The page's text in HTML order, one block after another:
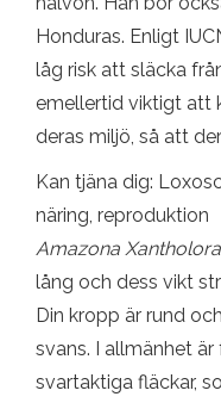
Honduras. Enligt
låg risk att släcka
emellertid viktigt att
deras miljö, så att
Kan tjäna dig:
näring, reproduktion
Amazona Xantholora
lång och dess vikt
Din kropp är rund
svans. I allmänhet
svartaktiga fläckar,